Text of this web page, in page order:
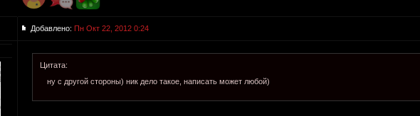
Добавлено: Пн Окт 22, 2012 0:24
Цитата:
ну с другой стороны) ник дело такое, написать может любой)